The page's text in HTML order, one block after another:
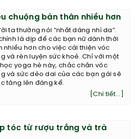
chuộng bản thân nhiều hơn
ta thường nói “nhất dáng nhì da”.
là dịp để các bạn nữ dành thời
nhiều hơn cho việc cải thiện vóc
và rèn luyện sức khoẻ. Chỉ với một
học yoga hè này, chắc chắn vóc
và sức dẻo dai của các bạn gái sẽ
tăng lên đáng kể.
[Chi tiết...]
tóc từ rượu trắng và trà